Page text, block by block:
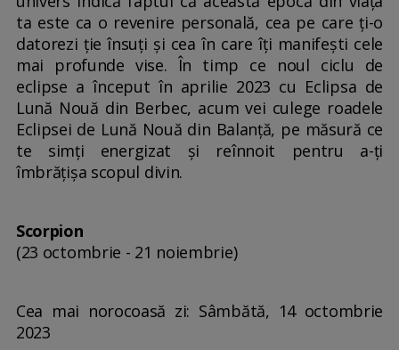
ta este ca o revenire personală, cea pe care ți-o
datorezi ție însuți și cea în care îți manifești cele
mai profunde vise. În timp ce noul ciclu de
eclipse a început în aprilie 2023 cu Eclipsa de
Lună Nouă din Berbec, acum vei culege roadele
Eclipsei de Lună Nouă din Balanță, pe măsură ce
te simți energizat și reînnoit pentru a-ți
îmbrățișa scopul divin.
Scorpion
(23 octombrie - 21 noiembrie)
Cea mai norocoasă zi: Sâmbătă, 14 octombrie
2023